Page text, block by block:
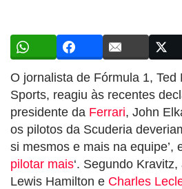
O jornalista de Fórmula 1, Ted
Sports, reagiu às recentes
presidente da Ferrari, John
os pilotos da Scuderia
si mesmos e mais na equipe’,
pilotar mais‘. Segundo
Lewis Hamilton e Charles